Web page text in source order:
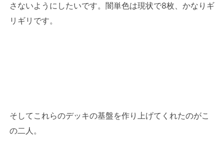
さないようにしたいです。闇単色は現状で8枚、かなりギ
リギリです。
そしてこれらのデッキの基盤を作り上げてくれたのがこ
の二人。